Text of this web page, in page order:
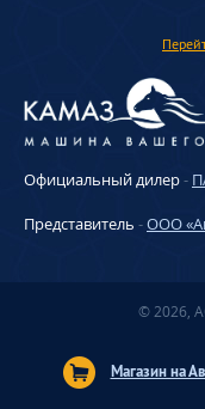
Официальный дилер-
Представитель -ООО
© 2026,
Магазин на